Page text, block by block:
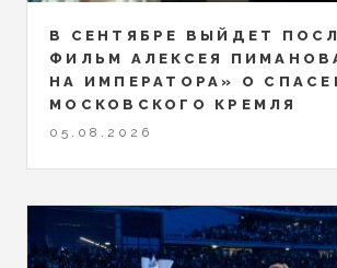
В СЕНТЯБРЕ ВЫЙДЕТ
ФИЛЬМ АЛЕКСЕЯ
НА ИМПЕРАТОРА» О
МОСКОВСКОГО КРЕМЛЯ
05.08.2026